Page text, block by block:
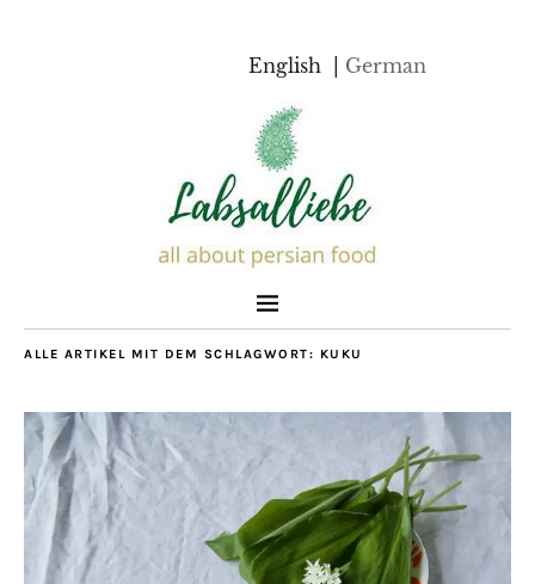
English German
ALLE ARTIKEL MIT DEM SCHLAGWORT: KUKU